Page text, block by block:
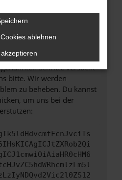
kann auch dazu
Webseitenbetreiber.
Schritte versucht
bitte. Wir werden
zu beheben. Du kannst
um uns bei der
ablehnen